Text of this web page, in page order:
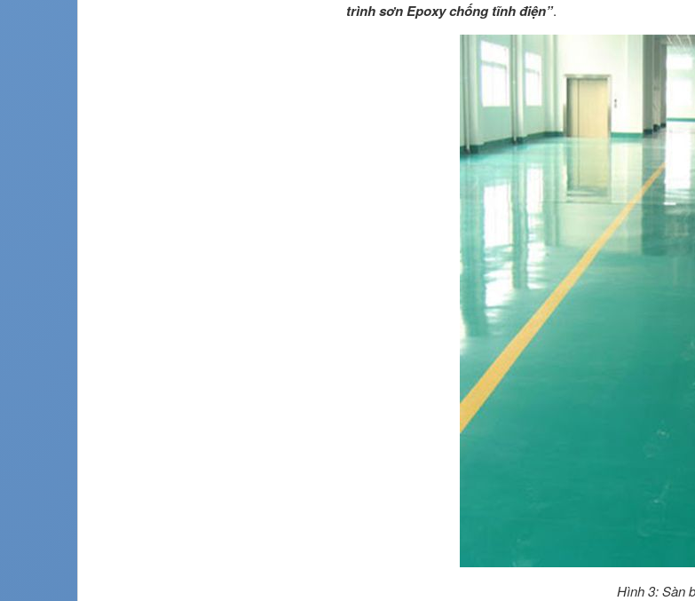
trình sơn Epoxy chống tĩnh điện”.
Hình 3: Sàn